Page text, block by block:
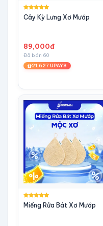
Cây Kỳ Lưng Xơ Mướp
89,000đ
Đã bán 60
21,627 UPAYS
Miếng Rửa Bát Xơ Mướp